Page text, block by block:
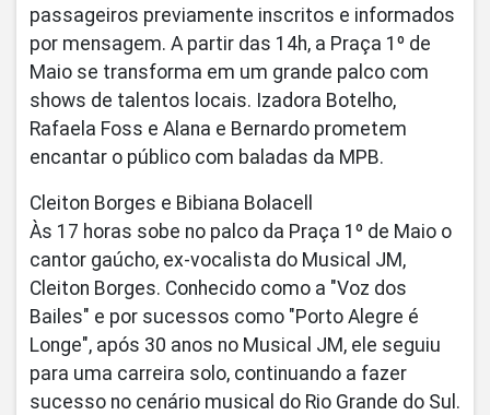
passageiros previamente inscritos e informados
por mensagem. A partir das 14h, a Praça 1º de
Maio se transforma em um grande palco com
shows de talentos locais. Izadora Botelho,
Rafaela Foss e Alana e Bernardo prometem
encantar o público com baladas da MPB.
Cleiton Borges e Bibiana Bolacell
Às 17 horas sobe no palco da Praça 1º de Maio o
cantor gaúcho, ex-vocalista do Musical JM,
Cleiton Borges. Conhecido como a "Voz dos
Bailes" e por sucessos como "Porto Alegre é
Longe", após 30 anos no Musical JM, ele seguiu
para uma carreira solo, continuando a fazer
sucesso no cenário musical do Rio Grande do Sul.